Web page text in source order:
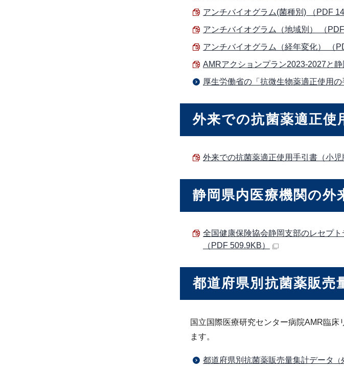
アンチバイオグラム(菌種別) （PDF
アンチバイオグラム（地域別） （PDF
アンチバイオグラム（経年変化） （
AMRアクションプラン2023-2027と静
厚生労働省の「抗微生物薬適正使用
外来での抗菌薬適正使
外来での抗菌薬適正使用手引書（小児
静岡県内医療機関の外
全国健康保険協会静岡支部のレセプ
（PDF 509.9KB）
都道府県別抗菌薬販売
国立国際医療研究センター病院AMR臨
ます。
都道府県別抗菌薬販売量集計データ